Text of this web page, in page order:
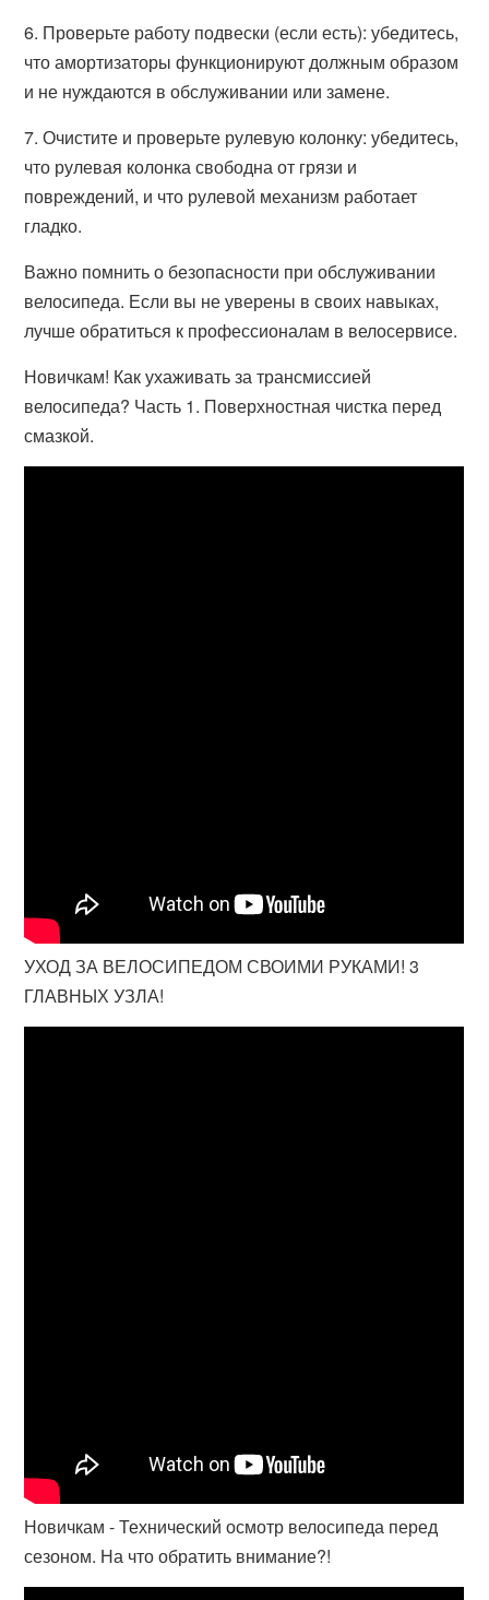
6. Проверьте работу подвески (если есть): убедитесь,
что амортизаторы функционируют должным образом
и не нуждаются в обслуживании или замене.
7. Очистите и проверьте рулевую колонку: убедитесь,
что рулевая колонка свободна от грязи и
повреждений, и что рулевой механизм работает
гладко.
Важно помнить о безопасности при обслуживании
велосипеда. Если вы не уверены в своих навыках,
лучше обратиться к профессионалам в велосервисе.
Новичкам! Как ухаживать за трансмиссией
велосипеда? Часть 1. Поверхностная чистка перед
смазкой.
УХОД ЗА ВЕЛОСИПЕДОМ СВОИМИ РУКАМИ! 3
ГЛАВНЫХ УЗЛА!
Новичкам - Технический осмотр велосипеда перед
сезоном. На что обратить внимание?!